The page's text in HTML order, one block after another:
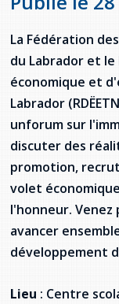
Jeux de la
Forum
Festival
Assemblée
Gestes et
Formulaires
La Charte
Lois
Commission
Terre-Neuve-
Acheter un
louer sur le
neuf
Offres
Législation
L'Aide
Labrador
Qu'est-ce
Bureaux de
et-Labrador
Répertoire
Règlement
Continuons
Activités
Guide du
Annuaire de
Offres Actives
Santé
Société Santé
Travailler en
Passeport
Ma langue,
Carte des
2SLGBTQIA+
La Fédération
du Labrador et
économique et
Labrador
unforum sur
discuter des
promotion,
volet
l'honneur.
avancer
développement
Lieu : Centre